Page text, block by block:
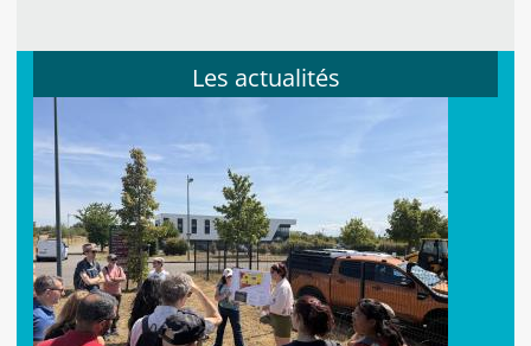
Les actualités